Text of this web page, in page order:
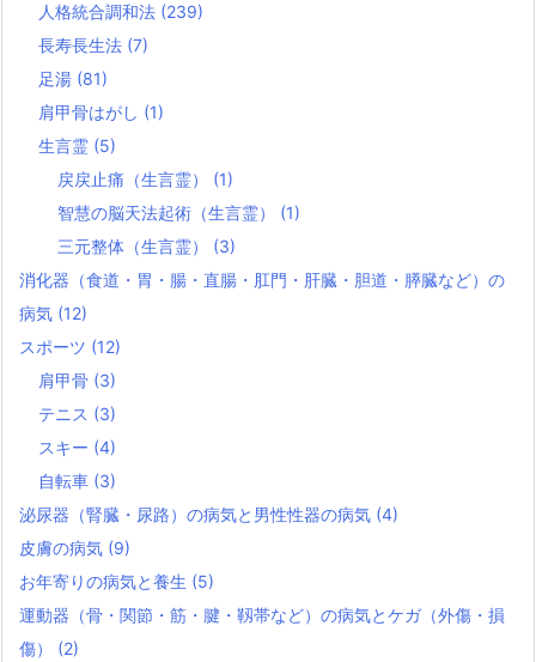
人格統合調和法 (239)
長寿長生法 (7)
足湯 (81)
肩甲骨はがし (1)
生言霊 (5)
戻戻止痛（生言霊） (1)
智慧の脳天法起術（生言霊） (1)
三元整体（生言霊） (3)
消化器（食道・胃・腸・直腸・肛門・肝臓・胆道・膵臓など）の
病気 (12)
スポーツ (12)
肩甲骨 (3)
テニス (3)
スキー (4)
自転車 (3)
泌尿器（腎臓・尿路）の病気と男性性器の病気 (4)
皮膚の病気 (9)
お年寄りの病気と養生 (5)
運動器（骨・関節・筋・腱・靱帯など）の病気とケガ（外傷・損
傷） (2)